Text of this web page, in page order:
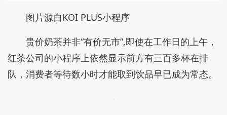
图片源自KOI PLUS小程序
贵价奶茶并非“有价无市”,即使在工作日的上午，
红茶公司的小程序上依然显示前方有三百多杯在排
队，消费者等待数小时才能取到饮品早已成为常态。